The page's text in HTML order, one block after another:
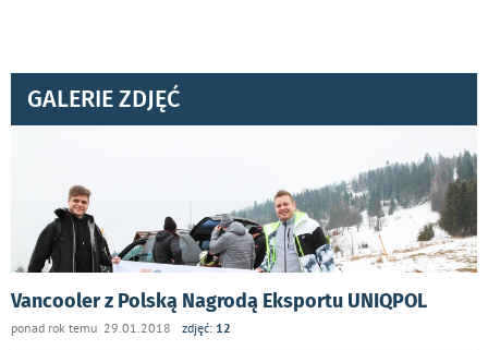
GALERIE ZDJĘĆ
Vancooler z Polską Nagrodą Eksportu UNIQPOL
ponad rok temu 29.01.2018 zdjęć: 12